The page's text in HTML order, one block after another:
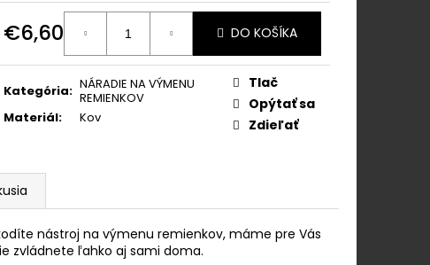
€6,60
Jednotková
cena:
DO KOŠÍKA
Kategória: NÁRADIE NA VÝMENU
REMIENKOV
Materiál: Kov
Tlač
Opýtať sa
Zdieľať
nástroj na výmenu remienkov, máme pre Vás
zvládnete ľahko aj sami doma.
Z NEREZOVEJ